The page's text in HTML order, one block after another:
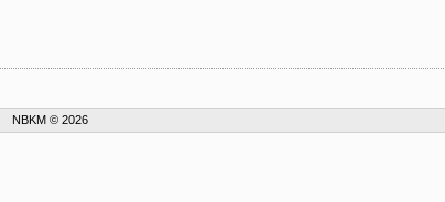
NBKM © 2026